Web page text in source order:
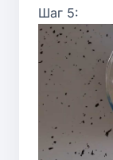
Шаг 5: